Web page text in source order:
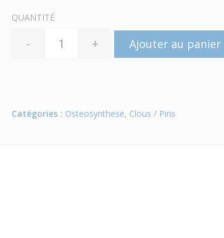
QUANTITÉ
- + Ajouter au panier
Catégories : Osteosynthese, Clous / Pins